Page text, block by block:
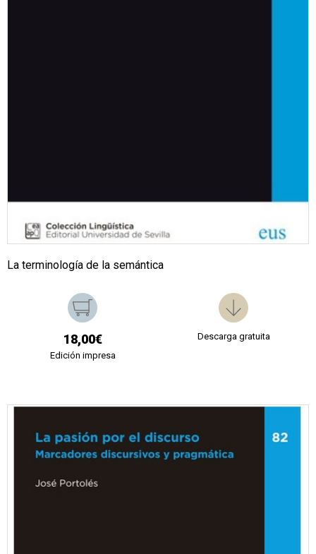
La terminología de la semántica
18,00€
Edición impresa
Descarga gratuita